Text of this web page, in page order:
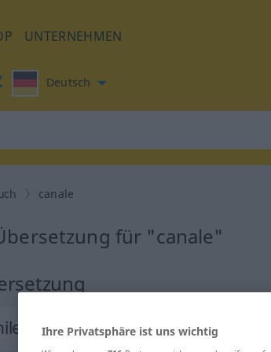
UNTERNEHMEN
Deutsch
canale
für "canale"
Ihre Privatsphäre ist uns wichtig